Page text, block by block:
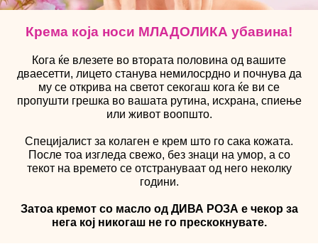
Крема која носи МЛАДОЛИКА убавина!
Кога ќе влезете во втората половина од вашите
дваесетти, лицето станува немилосрдно и почнува да
му се открива на светот секогаш кога ќе ви се
пропушти грешка во вашата рутина, исхрана, спиење
или живот воопшто.
Специјалист за колаген е крем што го сака кожата.
После тоа изгледа свежо, без знаци на умор, а со
текот на времето се отстрануваат од него неколку
години.
Затоа кремот со масло од ДИВА РОЗА е чекор за
нега кој никогаш не го прескокнувате.